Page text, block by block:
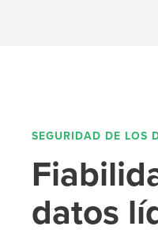
SEGURIDAD DE LOS
datos